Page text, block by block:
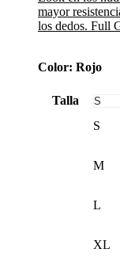
Color: Rojo
Talla
S
M
L
XL